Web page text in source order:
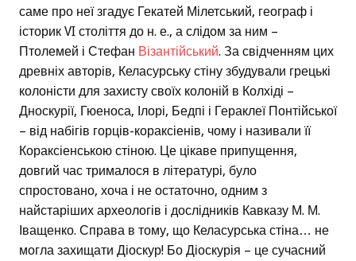
саме про неї згадує Гекатей Мілетський, географ і
історик VI століття до н. е., а слідом за ним –
Птолемей і Стефан Візантійський. За свідченням цих
древніх авторів, Келасурську стіну збудували грецькі
колоністи для захисту своїх колоній в Колхіді –
Дноскурії, Гюеноса, Ілорі, Бедпі і Гераклеї Понтійської
– від набігів горців-кораксіенів, чому і називали її
Кораксіенською стіною. Це цікаве припущення,
довгий час трималося в літературі, було
спростовано, хоча і не остаточно, одним з
найстаріших археологів і дослідників Кавказу М. М.
Іващенко. Справа в тому, що Келасурська стіна… не
могла захищати Діоскур! Бо Діоскурія – це сучасний